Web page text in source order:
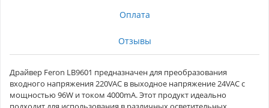
Оплата
Отзывы
Драйвер Feron LB9601 предназначен для преобразования
входного напряжения 220VAC в выходное напряжение 24VAC с
мощностью 96W и током 4000mA. Этот продукт идеально